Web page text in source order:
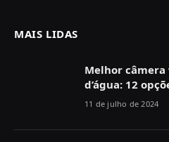
MAIS LIDAS
Melhor
d’água: 12
11 de julho de 2024